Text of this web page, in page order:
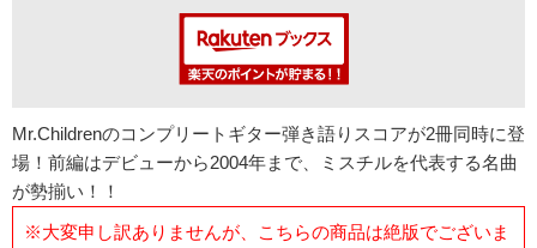
Mr.Childrenのコンプリートギター弾き語りスコアが2冊同時に登
場！前編はデビューから2004年まで、ミスチルを代表する名曲
が勢揃い！！
※大変申し訳ありませんが、こちらの商品は絶版でございま